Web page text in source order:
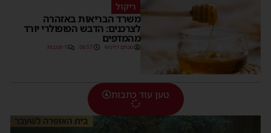
ריקול
משרד הבריאות באזהרה
לצרכנים: הדבש הפופולרי יורד
מהמדפים
מנחם דויטש 06:57 1 תגובות
טען עוד כתבות